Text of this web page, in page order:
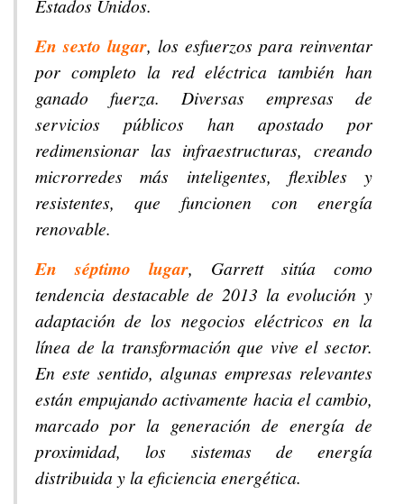
Estados Unidos.
En sexto lugar, los esfuerzos para reinventar
por completo la red eléctrica también han
ganado fuerza. Diversas empresas de
servicios públicos han apostado por
redimensionar las infraestructuras, creando
microrredes más inteligentes, flexibles y
resistentes, que funcionen con energía
renovable.
En séptimo lugar, Garrett sitúa como
tendencia destacable de 2013 la evolución y
adaptación de los negocios eléctricos en la
línea de la transformación que vive el sector.
En este sentido, algunas empresas relevantes
están empujando activamente hacia el cambio,
marcado por la generación de energía de
proximidad, los sistemas de energía
distribuida y la eficiencia energética.